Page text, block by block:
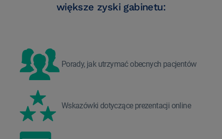
większe zyski gabinetu:
Porady, jak utrzymać obecnych pacjentów
Wskazówki dotyczące prezentacji online